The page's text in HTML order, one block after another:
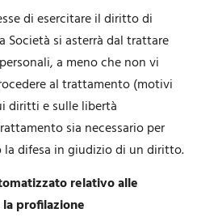
di esercitare il diritto di
si asterrà dal trattare
a meno che non vi
al trattamento (motivi
diritti e sulle libertà
sia necessario per
difesa in giudizio di un diritto.
relativo alle
profilazione